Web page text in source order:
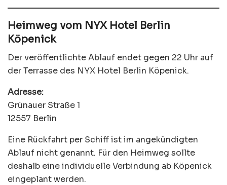
Heimweg vom NYX Hotel Berlin
Köpenick
Der veröffentlichte Ablauf endet gegen 22 Uhr auf
der Terrasse des NYX Hotel Berlin Köpenick.
Adresse:
Grünauer Straße 1
12557 Berlin
Eine Rückfahrt per Schiff ist im angekündigten
Ablauf nicht genannt. Für den Heimweg sollte
deshalb eine individuelle Verbindung ab Köpenick
eingeplant werden.